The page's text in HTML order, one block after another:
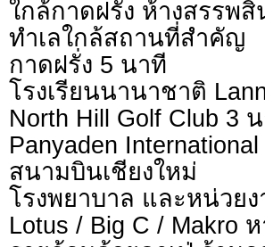
ใกล้กาดฝรั่ง ห้างสรรพ
ทำเลใกล้สถานที่สำคัญ
กาดฝรั่ง 5 นาที
โรงเรียนนานาชาติ
North Hill Golf Club 3
Panyaden
สนามบินเชียงใหม่
โรงพยาบาล และหน่วย
Lotus / Big C / Makro ห